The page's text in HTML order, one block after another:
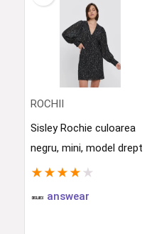
ROCHII
Sisley Rochie culoarea
negru, mini, model drept
★ ★ ★ ★ ★
answear